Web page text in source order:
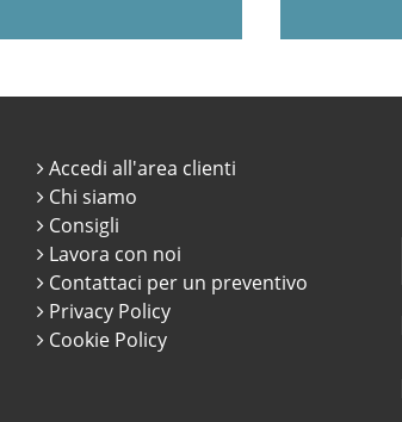
Accedi all'area clienti
Chi siamo
Consigli
Lavora con noi
Contattaci per un preventivo
Privacy Policy
Cookie Policy